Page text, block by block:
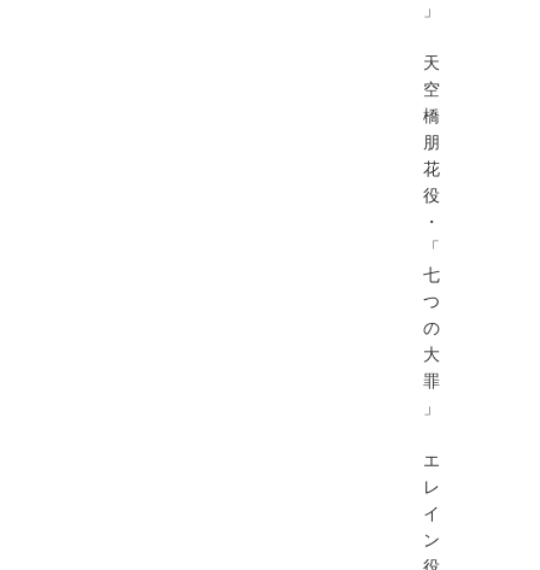
」
天
空
橋
朋
花
役
・
「
七
つ
の
大
罪
」
エ
レ
イ
ン
役